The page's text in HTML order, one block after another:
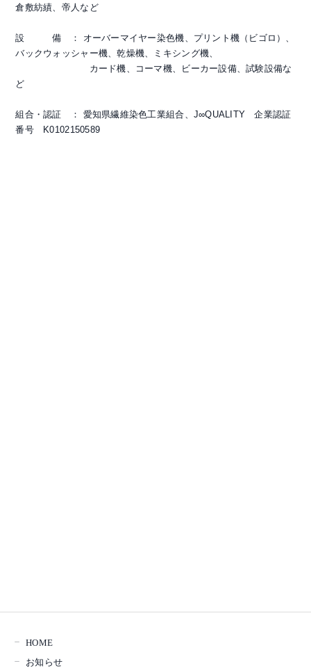
倉敷紡績、帝人など
設 備 ： オーバーマイヤー染色機、プリント機（ビゴロ）、
バックウォッシャー機、乾燥機、ミキシング機、
カード機、コーマ機、ビーカー設備、試験設備な
ど
組合・認証 ： 愛知県繊維染色工業組合、J∞QUALITY 企業認証
番号 K0102150589
HOME
お知らせ